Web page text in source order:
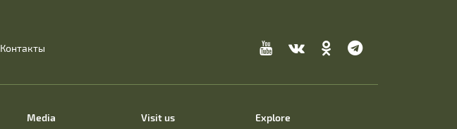
Контакты
Media
Visit us
Explore